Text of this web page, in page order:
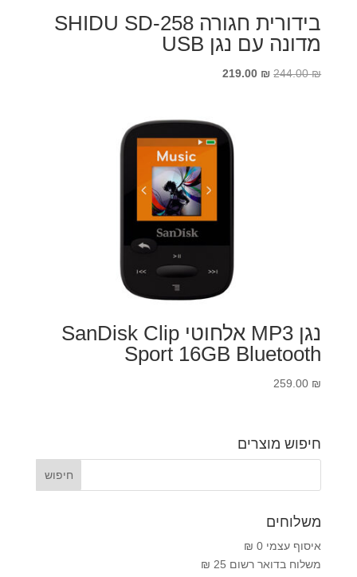
בידורית חגורה SHIDU SD-258
מדונה עם נגן USB
244.00₪
המחיר
219.00 ₪
המחיר
219.00 ₪.
נגן MP3 אלחוטי SanDisk Clip
Sport 16GB Bluetooth
259.00 ₪
חיפוש מוצרים
משלוחים
איסוף עצמי 0 ₪
משלוח בדואר רשום 25 ₪